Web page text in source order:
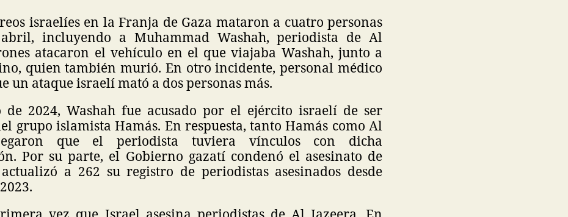
israelíes en la Franja de Gaza mataron a cuatro personas
incluyendo a Muhammad Washah, periodista de Al
atacaron el vehículo en el que viajaba Washah, junto a
quien también murió. En otro incidente, personal médico
un ataque israelí mató a dos personas más.
de 2024, Washah fue acusado por el ejército israelí de ser
grupo islamista Hamás. En respuesta, tanto Hamás como Al
que el periodista tuviera vínculos con dicha
Por su parte, el Gobierno gazatí condenó el asesinato de
a 262 su registro de periodistas asesinados desde